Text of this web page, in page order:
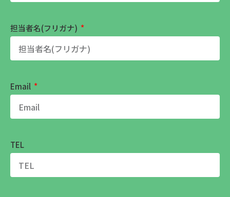
担当者名(フリガナ)
Email
TEL